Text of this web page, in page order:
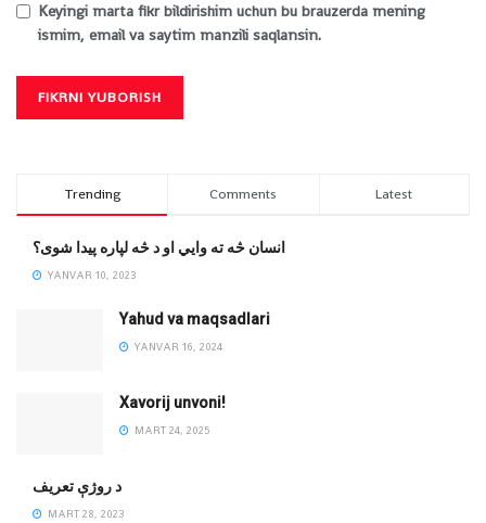
Keyingi marta fikr bildirishim uchun bu brauzerda mening
ismim, email va saytim manzili saqlansin.
Trending Comments Latest
انسان څه ته وایي او د څه لپاره پیدا شوی؟
YANVAR 10, 2023
Yahud va maqsadlari
YANVAR 16, 2024
Xavorij unvoni!
MART 24, 2025
‌د روژې تعریف
MART 28, 2023